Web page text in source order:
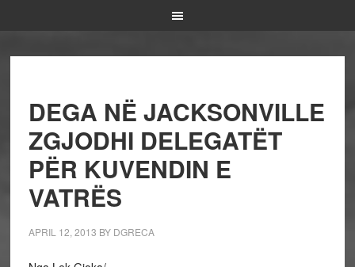
DEGA NË JACKSONVILLE
ZGJODHI DELEGATËT
PËR KUVENDIN E
VATRËS
APRIL 12, 2013 BY DGRECA